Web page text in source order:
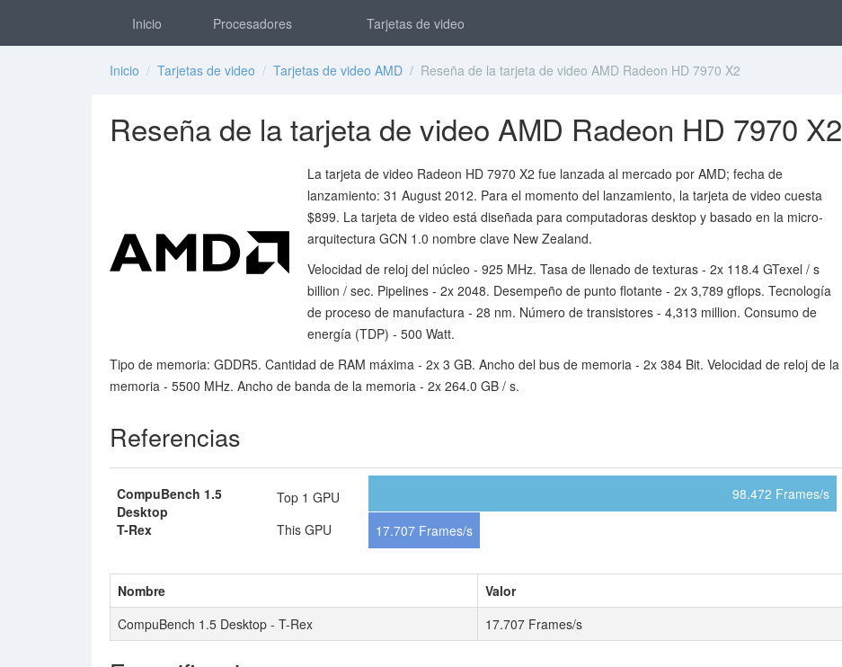
Inicio Procesadores Tarjetas de video
Inicio / Tarjetas de video / Tarjetas de video AMD / Reseña de la tarjeta de video AMD Radeon HD 7970 X2
Reseña de la tarjeta de video AMD Radeon HD 7970 X2
La tarjeta de video Radeon HD 7970 X2 fue lanzada al mercado por AMD; fecha de
lanzamiento: 31 August 2012. Para el momento del lanzamiento, la tarjeta de video cuesta
$899. La tarjeta de video está diseñada para computadoras desktop y basado en la micro-
arquitectura GCN 1.0 nombre clave New Zealand.
Velocidad de reloj del núcleo - 925 MHz. Tasa de llenado de texturas - 2x 118.4 GTexel / s
billion / sec. Pipelines - 2x 2048. Desempeño de punto flotante - 2x 3,789 gflops. Tecnología
de proceso de manufactura - 28 nm. Número de transistores - 4,313 million. Consumo de
energía (TDP) - 500 Watt.
Tipo de memoria: GDDR5. Cantidad de RAM máxima - 2x 3 GB. Ancho del bus de memoria - 2x 384 Bit. Velocidad de reloj de la
memoria - 5500 MHz. Ancho de banda de la memoria - 2x 264.0 GB / s.
Referencias
CompuBench 1.5
Desktop
T-Rex
Top 1 GPU
This GPU
98.472 Frames/s
17.707 Frames/s
Nombre
Valor
CompuBench 1.5 Desktop - T-Rex
17.707 Frames/s